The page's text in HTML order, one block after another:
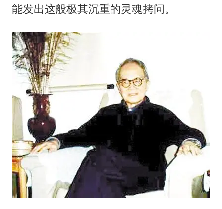
能发出这般极其沉重的灵魂拷问。